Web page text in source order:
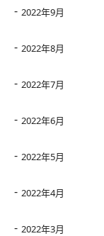
2022年9月
2022年8月
2022年7月
2022年6月
2022年5月
2022年4月
2022年3月